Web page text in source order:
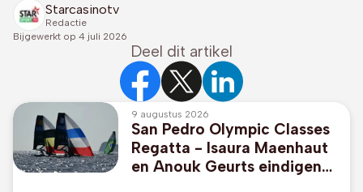
Starcasinotv
Redactie
Bijgewerkt op 4 juli 2026
Deel dit artikel
9 augustus 2026
San Pedro Olympic Classes
Regatta - Isaura Maenhaut
en Anouk Geurts eindigen